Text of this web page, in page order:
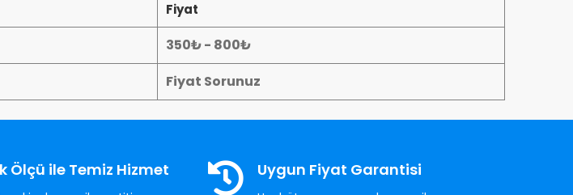
Fiyat
350₺ - 800₺
Fiyat Sorunuz
Ölçü ile Temiz Hizmet Uygun Fiyat Garantisi